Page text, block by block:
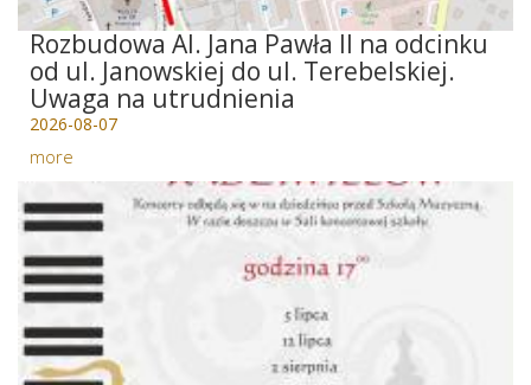
Rozbudowa Al. Jana Pawła II na odcinku
od ul. Janowskiej do ul. Terebelskiej.
Uwaga na utrudnienia
2026-08-07
more